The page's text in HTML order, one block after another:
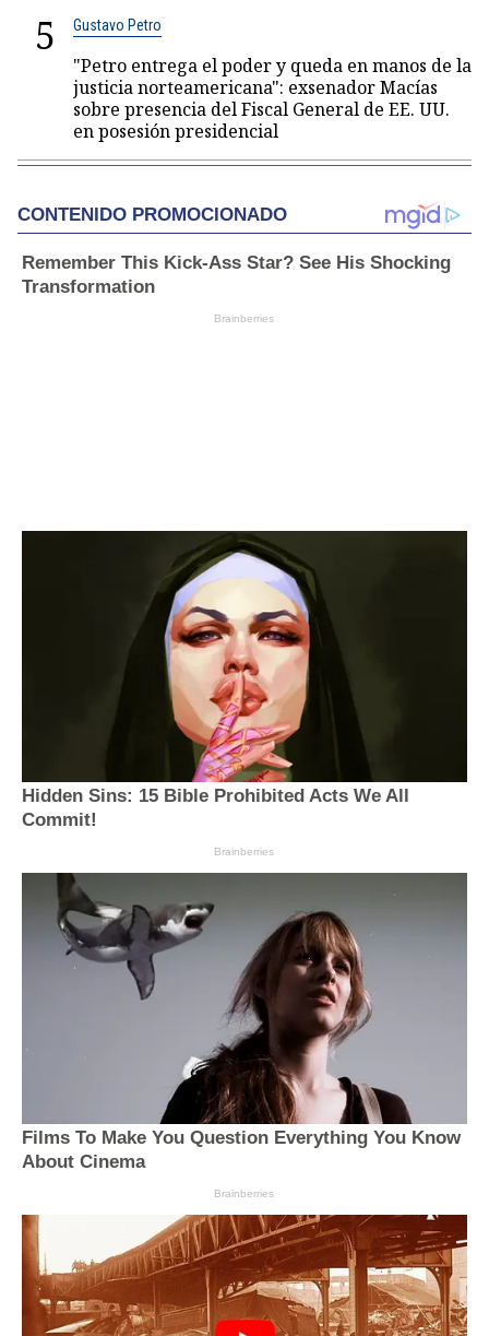
5 Gustavo Petro
"Petro entrega el poder y queda en manos de la
justicia norteamericana": exsenador Macías
sobre presencia del Fiscal General de EE. UU.
en posesión presidencial